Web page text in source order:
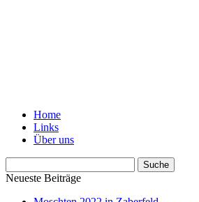
Home
Links
Über uns
Neueste Beiträge